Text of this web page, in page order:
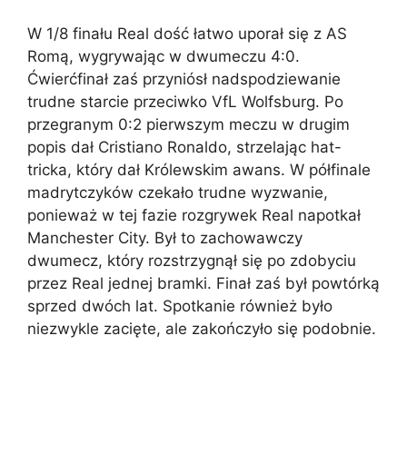
W 1/8 finału Real dość łatwo uporał się z AS
Romą, wygrywając w dwumeczu 4:0.
Ćwierćfinał zaś przyniósł nadspodziewanie
trudne starcie przeciwko VfL Wolfsburg. Po
przegranym 0:2 pierwszym meczu w drugim
popis dał Cristiano Ronaldo, strzelając hat-
tricka, który dał Królewskim awans. W półfinale
madrytczyków czekało trudne wyzwanie,
ponieważ w tej fazie rozgrywek Real napotkał
Manchester City. Był to zachowawczy
dwumecz, który rozstrzygnął się po zdobyciu
przez Real jednej bramki. Finał zaś był powtórką
sprzed dwóch lat. Spotkanie również było
niezwykle zacięte, ale zakończyło się podobnie.